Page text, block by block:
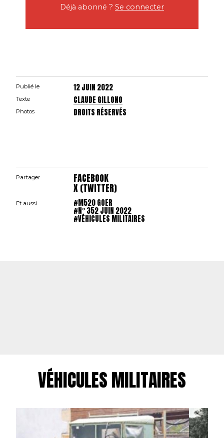
Déjà abonné ? Se connecter
Publié le 12 JUIN 2022
Texte CLAUDE GILLONO
Photos DROITS RÉSERVÉS
Partager FACEBOOK
X (TWITTER)
Et aussi #M520 GOER
#N° 352 JUIN 2022
#VÉHICULES MILITAIRES
VÉHICULES MILITAIRES